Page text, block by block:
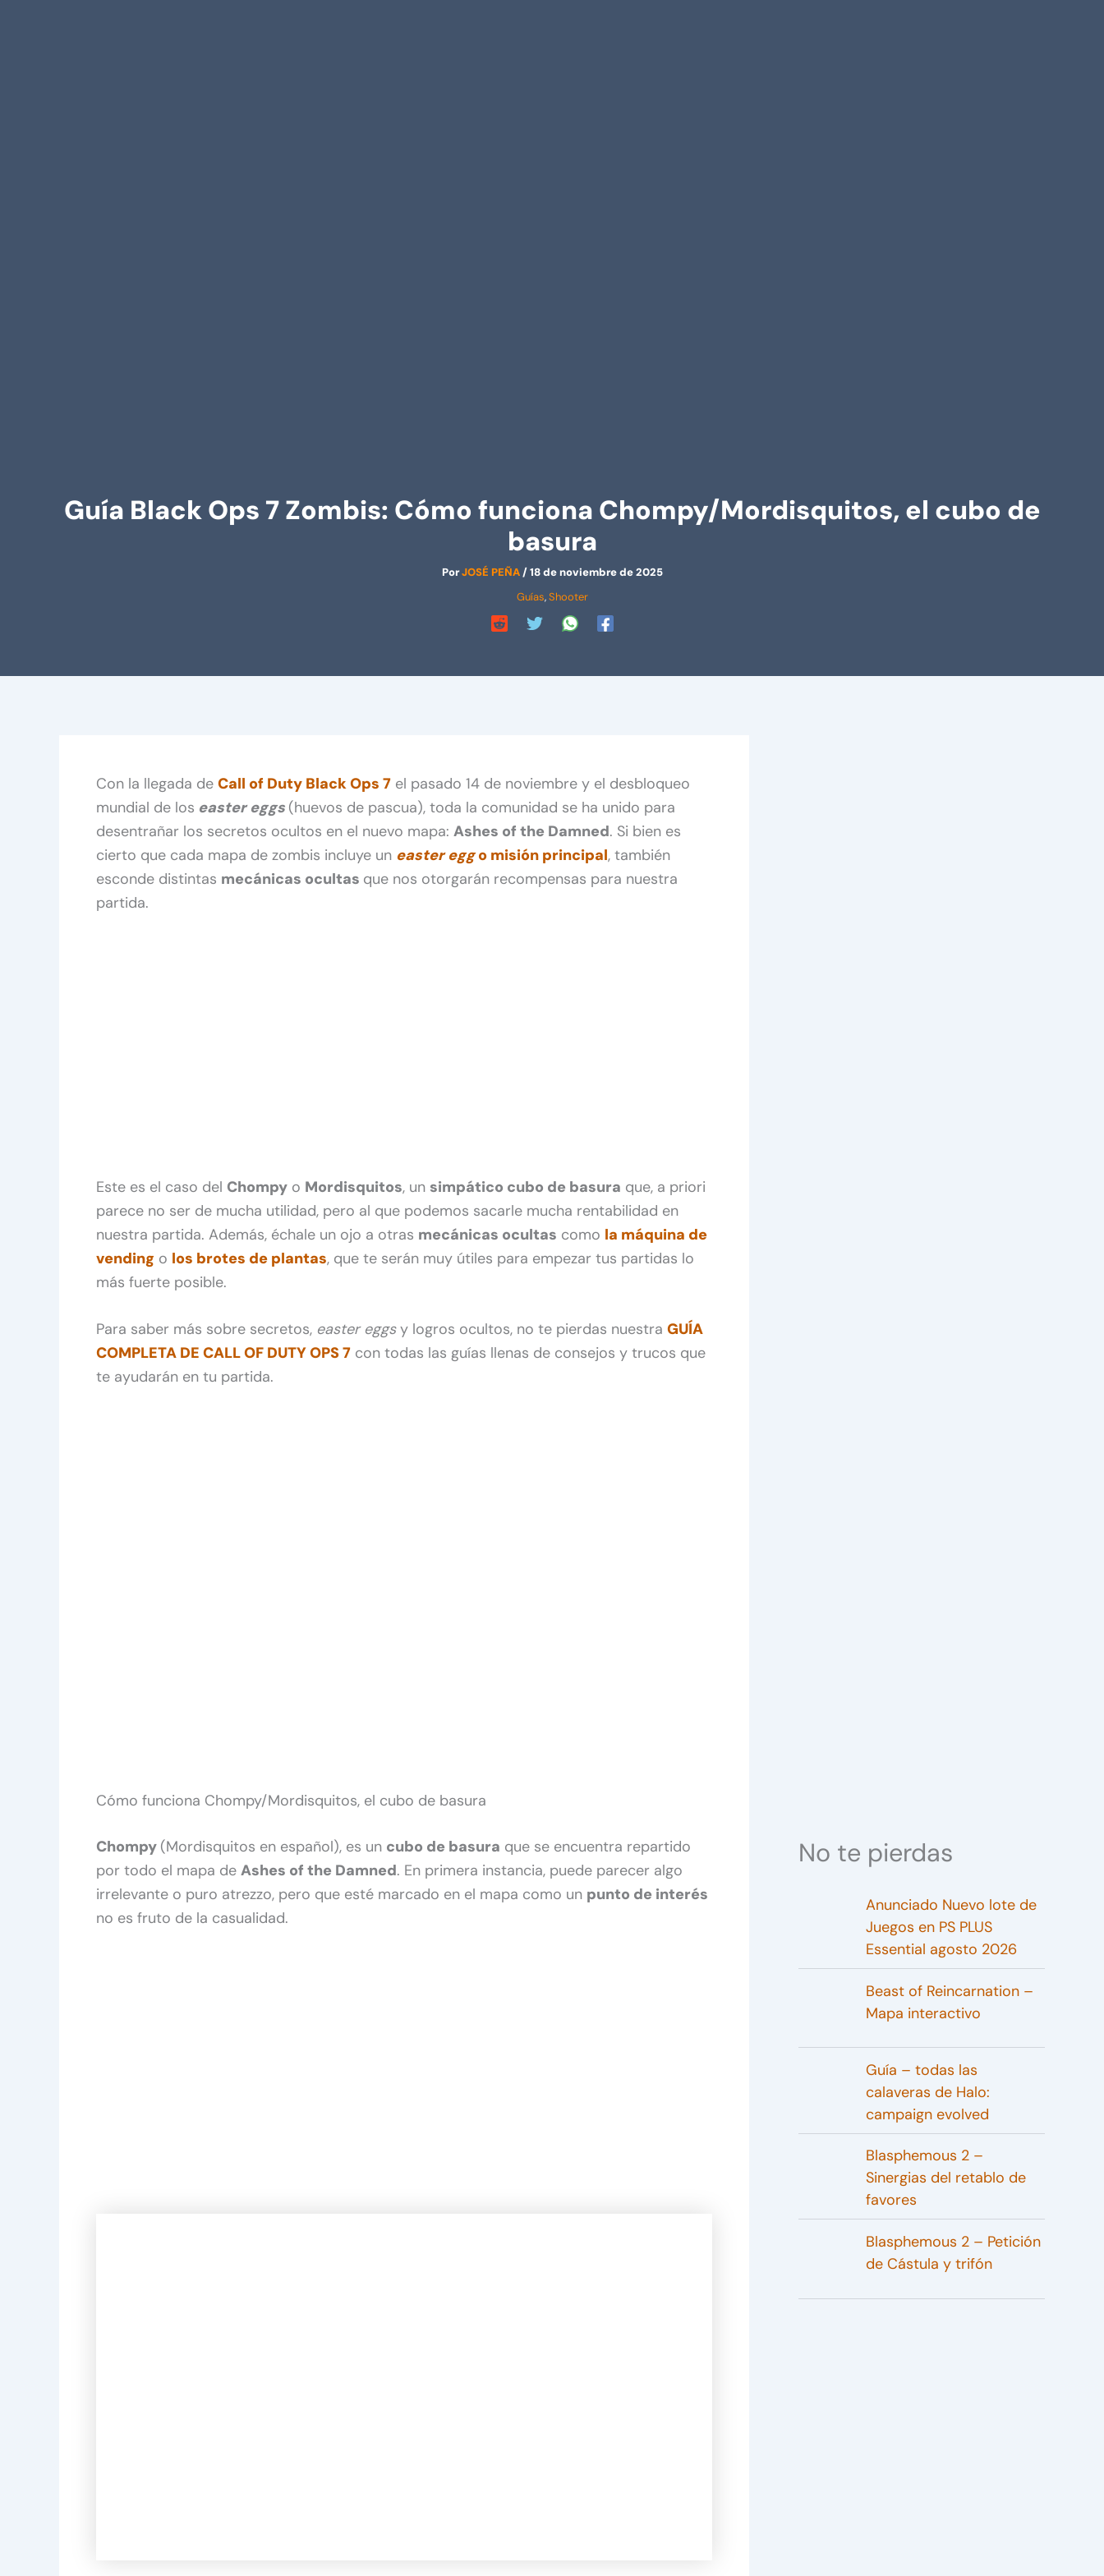
Guía Black Ops 7 Zombis: Cómo funciona Chompy/Mordisquitos, el cubo de
basura
PorJOSÉ PEÑA/18 de noviembre de 2025
Guías,Shooter
Con la llegada de Call of Duty Black Ops 7 el pasado 14 de noviembre y el desbloqueo
mundial de los easter eggs (huevos de pascua), toda la comunidad se ha unido para
desentrañar los secretos ocultos en el nuevo mapa: Ashes of the Damned. Si bien es
cierto que cada mapa de zombis incluye un easter eggo misión principal, también
esconde distintas mecánicas ocultas que nos otorgarán recompensas para nuestra
partida.
Este es el caso del Chompy o Mordisquitos, un simpático cubo de basura que, a priori
parece no ser de mucha utilidad, pero al que podemos sacarle mucha rentabilidad en
nuestra partida. Además, échale un ojo a otras mecánicas ocultas como la máquina de
vending o los brotes de plantas, que te serán muy útiles para empezar tus partidas lo
más fuerte posible.
Para saber más sobre secretos, easter eggsy logros ocultos, no te pierdas nuestra GUÍA
COMPLETA DE CALL OF DUTY OPS 7 con todas las guías llenas de consejos y trucos que
te ayudarán en tu partida.
Cómo funciona Chompy/Mordisquitos, el cubo de basura
Chompy (Mordisquitos en español), es un cubo de basura que se encuentra repartido
por todo el mapa de Ashes of the Damned. En primera instancia, puede parecer algo
irrelevante o puro atrezzo, pero que esté marcado en el mapa como un punto de interés
no es fruto de la casualidad.
No te pierdas
Anunciado Nuevo lote de
Juegos en PS PLUS
Essential agosto 2026
Beast of Reincarnation –
Mapa interactivo
Guía – todas las
calaveras de Halo:
campaign evolved
Blasphemous 2 –
Sinergias del retablo de
favores
Blasphemous 2 – Petición
de Cástula y trifón